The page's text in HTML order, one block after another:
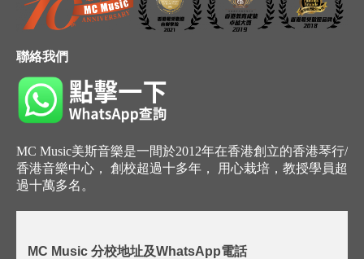
聯絡我們
MC Music美斯音樂是一間於2012年在香港創立的香港琴行/
香港音樂中心， 創校超過十多年， 用心栽培，教授學員超
過十萬多名。
MC Music 分校地址及WhatsApp電話